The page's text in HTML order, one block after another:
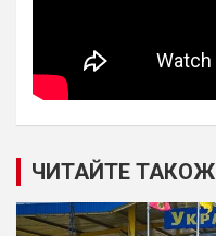
ЧИТАЙТЕ ТАКОЖ